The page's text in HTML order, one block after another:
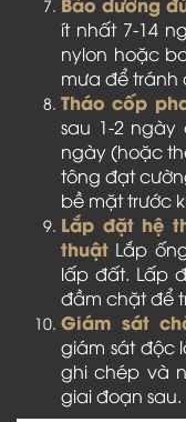
ít nhất 7-14
nylon hoặc
mưa để tránh
Tháo cốp
sau 1-2
ngày (hoặc
tông đạt
bề mặt trước
Lắp đặt hệ
thuật Lắp
lấp đất. Lấp
đầm chặt để
Giám sát
giám sát độc
ghi chép và
giai đoạn sau.